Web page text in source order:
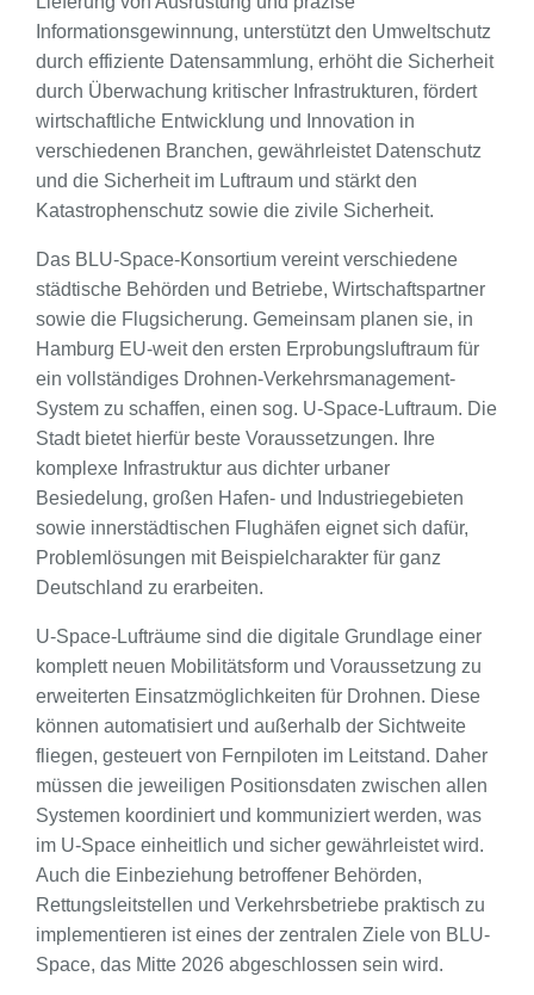
Informationsgewinnung, unterstützt den Umweltschutz
durch effiziente Datensammlung, erhöht die Sicherheit
durch Überwachung kritischer Infrastrukturen, fördert
wirtschaftliche Entwicklung und Innovation in
verschiedenen Branchen, gewährleistet Datenschutz
und die Sicherheit im Luftraum und stärkt den
Katastrophenschutz sowie die zivile Sicherheit.
Das BLU-Space-Konsortium vereint verschiedene
städtische Behörden und Betriebe, Wirtschaftspartner
sowie die Flugsicherung. Gemeinsam planen sie, in
Hamburg EU-weit den ersten Erprobungsluftraum für
ein vollständiges Drohnen-Verkehrsmanagement-
System zu schaffen, einen sog. U-Space-Luftraum. Die
Stadt bietet hierfür beste Voraussetzungen. Ihre
komplexe Infrastruktur aus dichter urbaner
Besiedelung, großen Hafen- und Industriegebieten
sowie innerstädtischen Flughäfen eignet sich dafür,
Problemlösungen mit Beispielcharakter für ganz
Deutschland zu erarbeiten.
U-Space-Lufträume sind die digitale Grundlage einer
komplett neuen Mobilitätsform und Voraussetzung zu
erweiterten Einsatzmöglichkeiten für Drohnen. Diese
können automatisiert und außerhalb der Sichtweite
fliegen, gesteuert von Fernpiloten im Leitstand. Daher
müssen die jeweiligen Positionsdaten zwischen allen
Systemen koordiniert und kommuniziert werden, was
im U-Space einheitlich und sicher gewährleistet wird.
Auch die Einbeziehung betroffener Behörden,
Rettungsleitstellen und Verkehrsbetriebe praktisch zu
implementieren ist eines der zentralen Ziele von BLU-
Space, das Mitte 2026 abgeschlossen sein wird.